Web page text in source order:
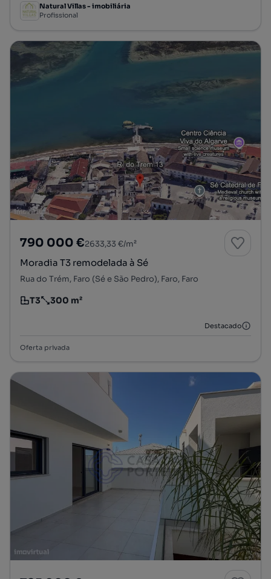
Natural Villas - imobiliária
Profissional
790 000 €2633,33 €/m²
Moradia T3 remodelada à Sé
Rua do Trém, Faro (Sé e São Pedro), Faro, Faro
Tipologia
T3
Preço por metro quadrado
300 m²
Destacado
Oferta privada